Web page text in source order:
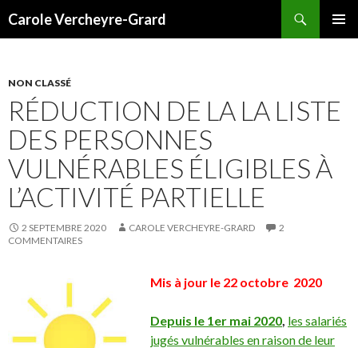
Carole Vercheyre-Grard
NON CLASSÉ
RÉDUCTION DE LA LA LISTE
DES PERSONNES
VULNÉRABLES ÉLIGIBLES À
L’ACTIVITÉ PARTIELLE
2 SEPTEMBRE 2020 CAROLE VERCHEYRE-GRARD
2
COMMENTAIRES
Mis à jour le 22 octobre 2020
Depuis le 1er mai 2020, les salariés
jugés vulnérables en raison de leur